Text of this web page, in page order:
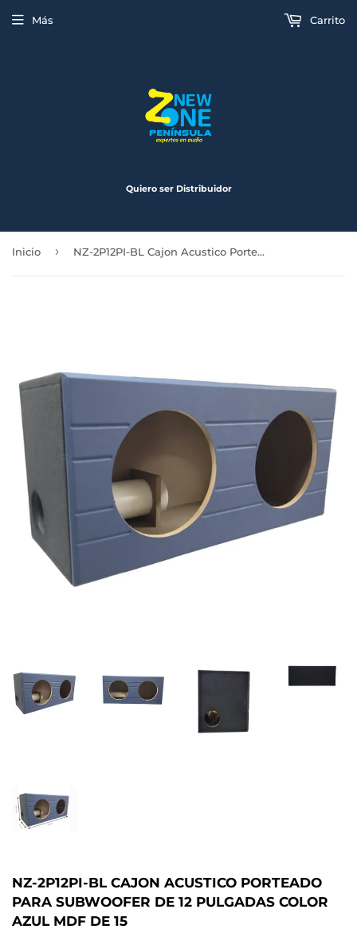
Quiero ser Distribuidor
Más Carrito
Inicio › NZ-2P12PI-BL Cajon Acustico Porteado Para Subwoofer de 12 Pulgadas Color Azul Mdf de 15
NZ-2P12PI-BL CAJON ACUSTICO PORTEADO
PARA SUBWOOFER DE 12 PULGADAS COLOR
AZUL MDF DE 15